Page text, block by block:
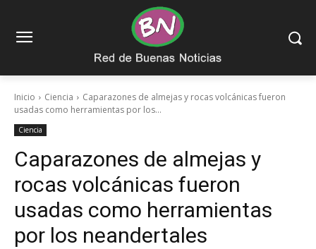
Inicio Ciencia
Caparazones de almejas y rocas volcánicas fueron
usadas como herramientas por los...
Ciencia
Caparazones de almejas y
rocas volcánicas fueron
usadas como herramientas
por los neandertales